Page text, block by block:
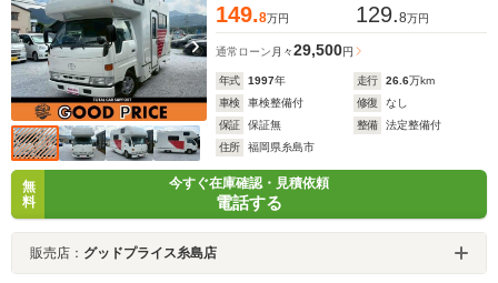
149.8万円 129.8万円
通常ローン 月々29,500円
年式 1997年 走行 26.6万km
車検
車検整備付 修復
なし
保証
保証無 整備
法定整備付
住所
福岡県糸島市
無
料
今すぐ在庫確認・見積依頼
電話する
販売店： グッドプライス糸島店